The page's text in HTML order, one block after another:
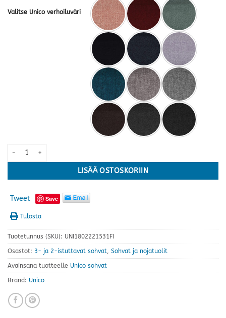
Valitse Unico verhoiluväri
Piazza 3-istuttava sohva · useita värejä määrä
LISÄÄ OSTOSKORIIN
Tweet Save
Tulosta
Tuotetunnus (SKU): UNI1802221531FI
Osastot: 3- ja 2-istuttavat sohvat Sohvat ja nojatuolit
Avainsana tuotteelle Unico sohvat
Brand: Unico